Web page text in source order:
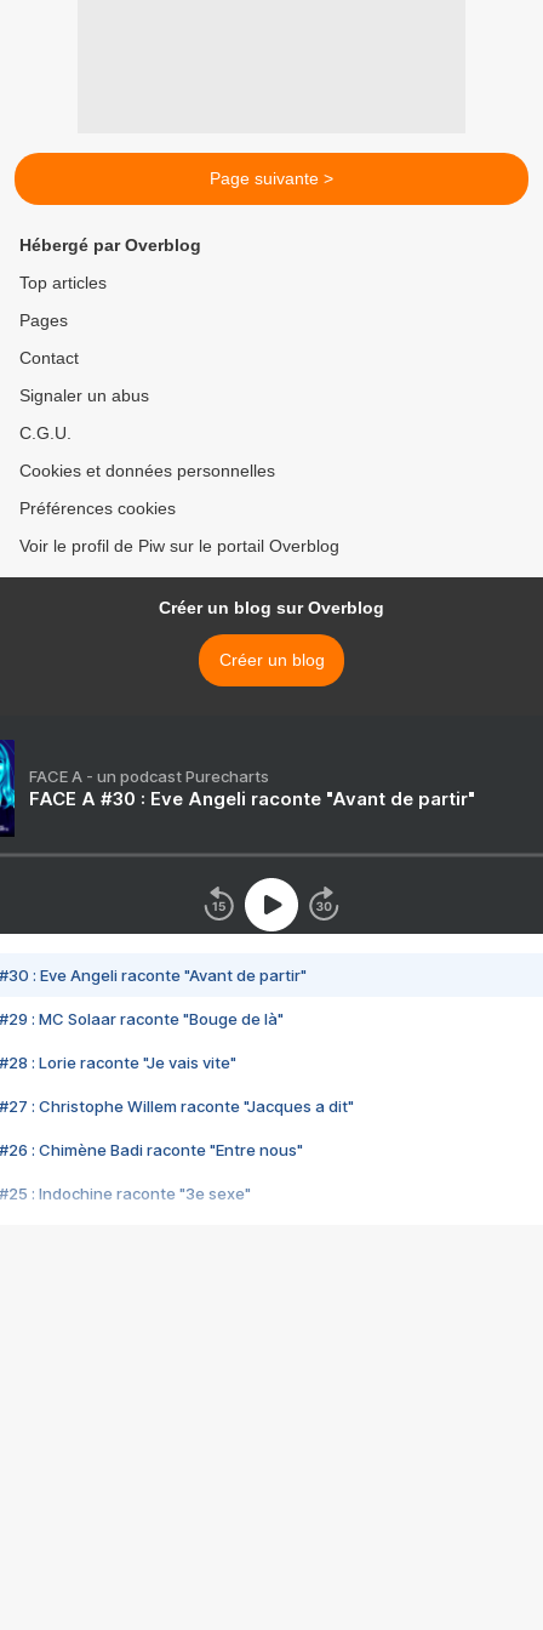
Page suivante >
Hébergé par Overblog
Top articles
Pages
Contact
Signaler un abus
C.G.U.
Cookies et données personnelles
Préférences cookies
Voir le profil de Piw sur le portail Overblog
Créer un blog sur Overblog
Créer un blog
FACE A - un podcast Purecharts
FACE A #30 : Eve Angeli raconte "Avant de partir"
#30 : Eve Angeli raconte "Avant de partir"
#29 : MC Solaar raconte "Bouge de là"
#28 : Lorie raconte "Je vais vite"
#27 : Christophe Willem raconte "Jacques a dit"
#26 : Chimène Badi raconte "Entre nous"
#25 : Indochine raconte "3e sexe"